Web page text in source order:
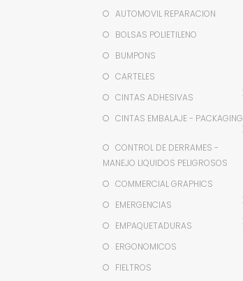
AUTOMOVIL REPARACION
BOLSAS POLIETILENO
BUMPONS
CARTELES
CINTAS ADHESIVAS
CINTAS EMBALAJE - PACKAGING
CONTROL DE DERRAMES -
MANEJO LIQUIDOS PELIGROSOS
COMMERCIAL GRAPHICS
EMERGENCIAS
EMPAQUETADURAS
ERGONOMICOS
FIELTROS